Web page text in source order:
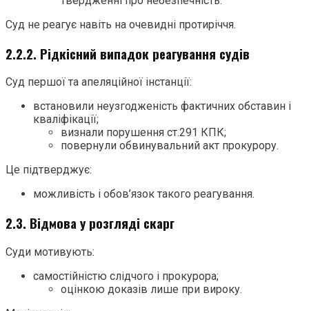
Суд не реагує навіть на очевидні протиріччя.
2.2.2. Рідкісний випадок реагування судів
Суд першої та апеляційної інстанції:
встановили неузгодженість фактичних обставин і
кваліфікації;
визнали порушення ст.291 КПК;
повернули обвинувальний акт прокурору.
Це підтверджує:
можливість і обов’язок такого реагування.
2.3. Відмова у розгляді скарг
Суди мотивують:
самостійністю слідчого і прокурора;
оцінкою доказів лише при вироку.